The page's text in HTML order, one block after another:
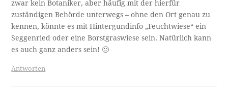
zwar kein Botaniker, aber häufig mit der hierfür
zuständigen Behörde unterwegs – ohne den Ort genau zu
kennen, könnte es mit Hintergundinfo „Feuchtwiese“ ein
Seggenried oder eine Borstgraswiese sein. Natürlich kann
es auch ganz anders sein! 🙂
Antworten